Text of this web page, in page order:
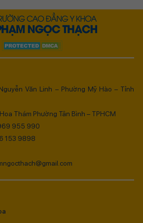
Văn Linh – Phường Mỹ Hào – Tỉnh
Thám Phường Tân Bình – TPHCM
955 990
153 9898